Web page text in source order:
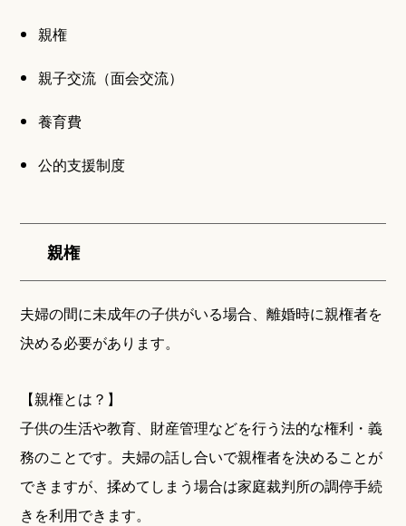
親権
親子交流（面会交流）
養育費
公的支援制度
親権
夫婦の間に未成年の子供がいる場合、離婚時に親権者を
決める必要があります。
【親権とは？】
子供の生活や教育、財産管理などを行う法的な権利・義
務のことです。夫婦の話し合いで親権者を決めることが
できますが、揉めてしまう場合は家庭裁判所の調停手続
きを利用できます。